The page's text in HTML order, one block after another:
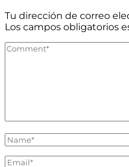
Tu dirección de correo
Los campos obligatorios